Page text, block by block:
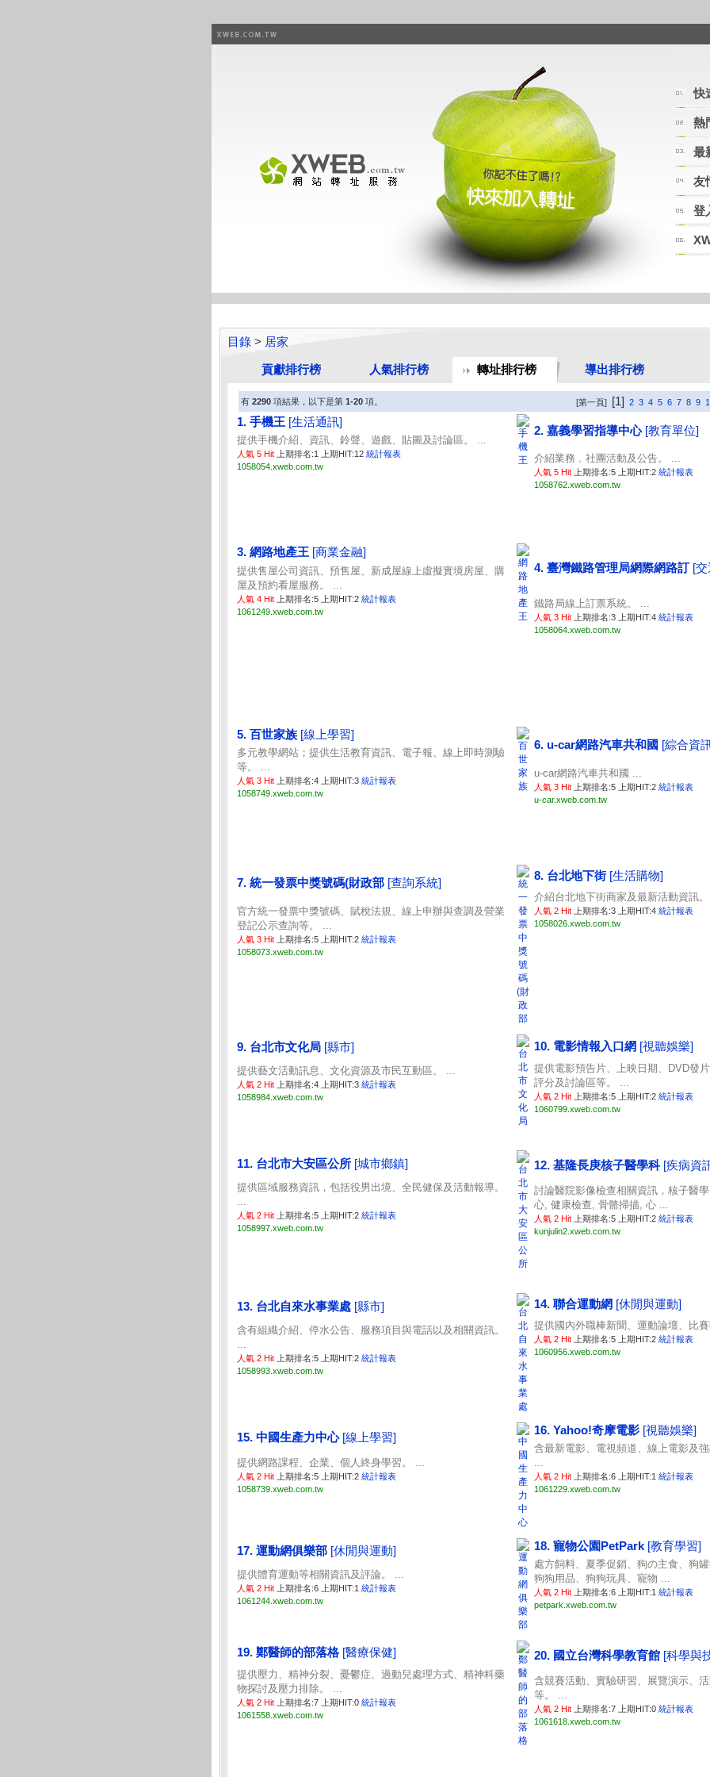
快
熱
最
友
登
目錄 > 居家
貢獻排行榜 人氣排行榜 轉址排行榜 導出排行榜
有 2290 項結果，以下是第 1-20 項。 [第一頁] [1] 2 3 4 5 6 7 8 9
1. 手機王 [生活通訊]
提供手機介紹、資訊、鈴聲、遊戲、貼圖及討論區。 ...
人氣 5 Hit 上期排名:1 上期HIT:12 統計報表
1058054.xweb.com.tw
2. 嘉義學習指導中心 [教育單位]
介紹業務﹐社團活動及公告。 ...
人氣 5 Hit 上期排名:5 上期HIT:2 統計報表
1058762.xweb.com.tw
3. 網路地產王 [商業金融]
提供售屋公司資訊、預售屋、新成屋線上虛擬實境房屋、購
屋及預約看屋服務。 ...
人氣 4 Hit 上期排名:5 上期HIT:2 統計報表
1061249.xweb.com.tw
4. 臺灣鐵路管理局網際網路訂 [
鐵路局線上訂票系統。 ...
人氣 3 Hit 上期排名:3 上期HIT:4 統計報表
1058064.xweb.com.tw
5. 百世家族 [線上學習]
多元教學網站；提供生活教育資訊、電子報、線上即時測驗
等。 ...
人氣 3 Hit 上期排名:4 上期HIT:3 統計報表
1058749.xweb.com.tw
6. u-car網路汽車共和國 [綜合資
u-car網路汽車共和國 ...
人氣 3 Hit 上期排名:5 上期HIT:2 統計報表
u-car.xweb.com.tw
7. 統一發票中獎號碼(財政部 [查詢系統]
官方統一發票中獎號碼、賦稅法規、線上申辦與查調及營業
登記公示查詢等。 ...
人氣 3 Hit 上期排名:5 上期HIT:2 統計報表
1058073.xweb.com.tw
8. 台北地下街 [生活購物]
介紹台北地下街商家及最新活動資訊
人氣 2 Hit 上期排名:3 上期HIT:4 統計報表
1058026.xweb.com.tw
9. 台北市文化局 [縣市]
提供藝文活動訊息、文化資源及市民互動區。 ...
人氣 2 Hit 上期排名:4 上期HIT:3 統計報表
1058984.xweb.com.tw
10. 電影情報入口網 [視聽娛樂]
提供電影預告片、上映日期、DVD發
評分及討論區等。 ...
人氣 2 Hit 上期排名:5 上期HIT:2 統計報表
1060799.xweb.com.tw
11. 台北市大安區公所 [城市鄉鎮]
提供區域服務資訊，包括役男出境、全民健保及活動報導。
...
人氣 2 Hit 上期排名:5 上期HIT:2 統計報表
1058997.xweb.com.tw
12. 基隆長庚核子醫學科 [疾病資
討論醫院影像檢查相關資訊，核子醫
心, 健康檢查, 骨骼掃描, 心 ...
人氣 2 Hit 上期排名:5 上期HIT:2 統計報表
kunjulin2.xweb.com.tw
13. 台北自來水事業處 [縣市]
含有組織介紹、停水公告、服務項目與電話以及相關資訊。
...
人氣 2 Hit 上期排名:5 上期HIT:2 統計報表
1058993.xweb.com.tw
14. 聯合運動網 [休閒與運動]
提供國內外職棒新聞、運動論壇、比
人氣 2 Hit 上期排名:5 上期HIT:2 統計報表
1060956.xweb.com.tw
15. 中國生產力中心 [線上學習]
提供網路課程、企業、個人終身學習。 ...
人氣 2 Hit 上期排名:5 上期HIT:2 統計報表
1058739.xweb.com.tw
16. Yahoo!奇摩電影 [視聽娛樂]
含最新電影、電視頻道、線上電影及
...
人氣 2 Hit 上期排名:6 上期HIT:1 統計報表
1061229.xweb.com.tw
17. 運動網俱樂部 [休閒與運動]
提供體育運動等相關資訊及評論。 ...
人氣 2 Hit 上期排名:6 上期HIT:1 統計報表
1061244.xweb.com.tw
18. 寵物公園PetPark [教育學習]
處方飼料、夏季促銷、狗の主食、狗
狗狗用品、狗狗玩具、寵物 ...
人氣 2 Hit 上期排名:6 上期HIT:1 統計報表
petpark.xweb.com.tw
19. 鄭醫師的部落格 [醫療保健]
提供壓力、精神分裂、憂鬱症、過動兒處理方式、精神科藥
物探討及壓力排除。 ...
人氣 2 Hit 上期排名:7 上期HIT:0 統計報表
1061558.xweb.com.tw
20. 國立台灣科學教育館 [科學與
含競賽活動、實驗研習、展覽演示、
等。 ...
人氣 2 Hit 上期排名:7 上期HIT:0 統計報表
1061618.xweb.com.tw